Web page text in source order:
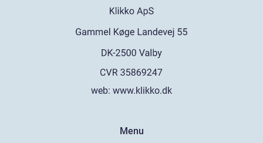
web: www.klikko.dk
Menu